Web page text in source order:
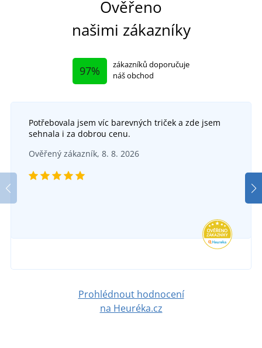
Ověřeno
našimi zákazníky
97%
zákazníků doporučuje
náš obchod
Potřebovala jsem víc barevných triček a zde jsem
sehnala i za dobrou cenu.
Ověřený zákazník, 8. 8. 2026
Prohlédnout hodnocení
na Heuréka.cz